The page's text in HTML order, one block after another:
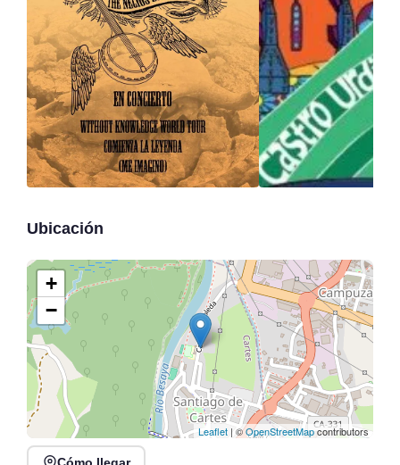
Ubicación
+
−
Leaflet | ©OpenStreetMapcontributors
Cómo llegar